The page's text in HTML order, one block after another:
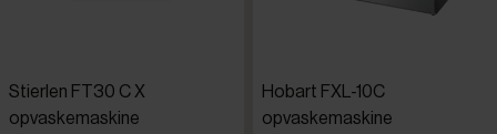
Stierlen FT30 C X
opvaskemaskine
Hobart FXL-10C
opvaskemaskine